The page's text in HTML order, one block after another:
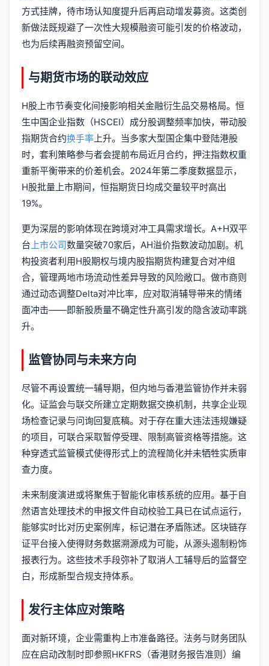
方式挂牌，待市场认知度提升后再启动增发募资。这类创
新做法既规避了一次性大规模融资可能引发的价格波动，
也为后续再融资预留空间。
与期货市场的联动效应
H股上市节奏变化间接影响相关金融衍生品交易格局。恒
生中国企业指数（HSCEI）成分股调整频率加快，带动股
指期货合约换手率 上升。当多家大型国企集中登陆港股
时，套利策略参与者会提前布局近月合约，押注指数权重
重新平衡带来的价差机会。2024年第二季度数据显示，
H股批量上市期间，恒指期货日均成交量较平时高出
19%。
更为深层的影响体现在跨境对冲工具需求增长。A+H双平
台 上市公司数量突破70家后，AH溢价指数波动加剧。机
构投资者利用H股期权与境内股指期货构建复合对冲组
合，管理两地市场流动性差异导致的风险敞口。做市商则
通过动态调整Delta对冲比率，应对取消辅导带来的情绪
面冲击——即新股质量不确定性升高引发的隐含波动率跳
升。
监管协同与未来方向
尽管不再设置统一辅导期，但内地与香港监管协作并未弱
化。证监会与联交所建立定期数据交换机制，共享企业现
场检查记录与问询回复底稿。对于存在重大违法违规嫌疑
的项目，可联合采取暂停受理、限制高管资格等措施。这
种穿透式监管模式使得形式上的流程简化并未牺牲实质审
查力度。
未来制度演进或将聚焦于智能化审核系统的应用。基于自
然语言处理技术的申报文件自动校验工具已在试点运行，
能够实时比对历史案例库，标记潜在矛盾陈述。区块链存
证平台接入使得财务数据溯源成为可能，从源头遏制粉饰
报表行为。这些技术手段弥补了取消人工辅导后的监督空
白，形成新型合规支持体系。
发行主体应对策略
面对新环境，企业需重构上市准备路径。法务与财务团队
应在启动改制时即参照HKFRS（香港财务报告准则）编